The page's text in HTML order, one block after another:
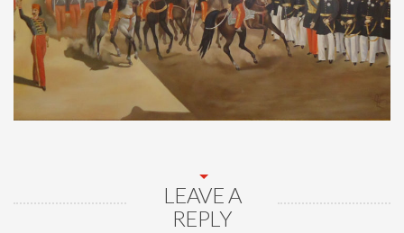
LEAVE A
REPLY